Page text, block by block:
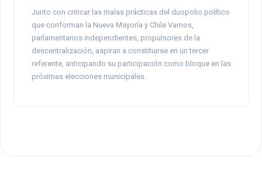
Junto con criticar las malas prácticas del duopolio político
que conforman la Nueva Mayoría y Chile Vamos,
parlamentarios independientes, propulsores de la
descentralización, aspiran a constituirse en un tercer
referente, anticipando su participación como bloque en las
próximas elecciones municipales.